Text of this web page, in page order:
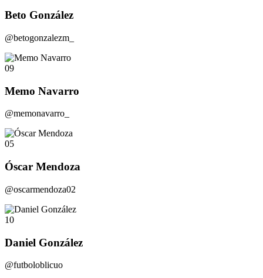
Beto González
@betogonzalezm_
09
Memo Navarro
@memonavarro_
05
Óscar Mendoza
@oscarmendoza02
10
Daniel González
@futboloblicuo